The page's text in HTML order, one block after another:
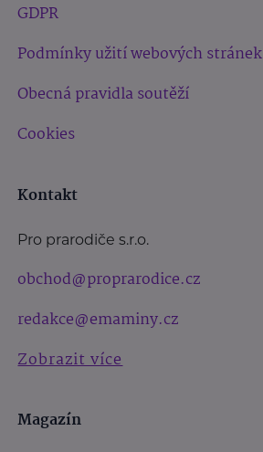
GDPR
Podmínky užití webových stránek
Obecná pravidla soutěží
Cookies
Kontakt
Pro prarodiče s.r.o.
obchod@proprarodice.cz
redakce@emaminy.cz
Zobrazit více
Magazín